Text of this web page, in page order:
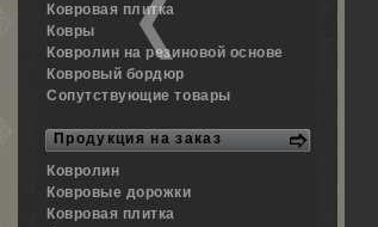
Ковровая плитка
Ковры
Ковролин на резиновой основе
Ковровый бордюр
Сопутствующие товары
Продукция на заказ
Ковролин
Ковровые дорожки
Ковровая плитка